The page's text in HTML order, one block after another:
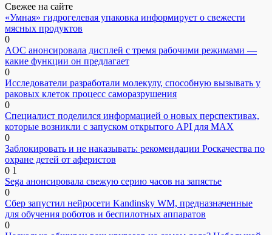
Свежее на сайте
«Умная» гидрогелевая упаковка информирует о свежести
мясных продуктов
0
AOC анонсировала дисплей с тремя рабочими режимами —
какие функции он предлагает
0
Исследователи разработали молекулу, способную вызывать у
раковых клеток процесс саморазрушения
0
Специалист поделился информацией о новых перспективах,
которые возникли с запуском открытого API для МАХ
0
Заблокировать и не наказывать: рекомендации Роскачества по
охране детей от аферистов
0 1
Sega анонсировала свежую серию часов на запястье
0
Сбер запустил нейросети Kandinsky WM, предназначенные
для обучения роботов и беспилотных аппаратов
0